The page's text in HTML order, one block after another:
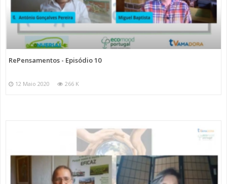
RePensamentos - Episódio 10
12 Maio 2020 266 K